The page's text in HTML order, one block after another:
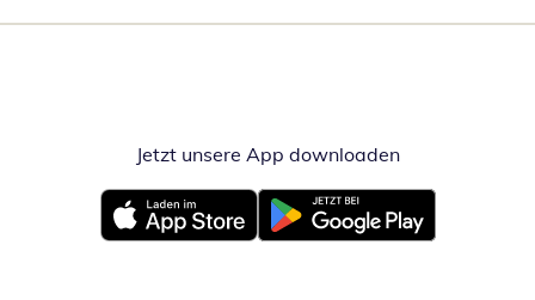
Jetzt unsere App downloadenÖffnet in
Öffnet in neuem FensterÖffnet in neuem Fenster